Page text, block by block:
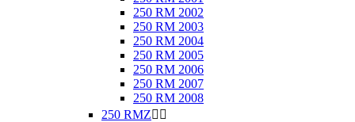
250 RM 2002
250 RM 2003
250 RM 2004
250 RM 2005
250 RM 2006
250 RM 2007
250 RM 2008
250 RMZ 